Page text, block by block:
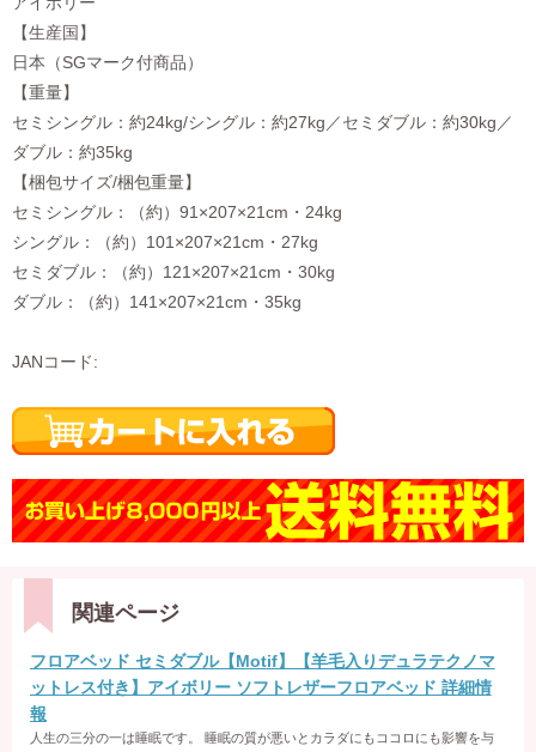
【生産国】
日本（SGマーク付商品）
【重量】
セミシングル：約24kg/シングル：約27kg／セミダブル：約30kg／
ダブル：約35kg
【梱包サイズ/梱包重量】
セミシングル：（約）91×207×21cm・24kg
シングル：（約）101×207×21cm・27kg
セミダブル：（約）121×207×21cm・30kg
ダブル：（約）141×207×21cm・35kg
JANコード:
関連ページ
フロアベッド セミダブル【Motif】【羊毛入りデュラテクノマ
ットレス付き】アイボリー ソフトレザーフロアベッド 詳細情
報
人生の三分の一は睡眠です。 睡眠の質が悪いとカラダにもココロにも影響を与